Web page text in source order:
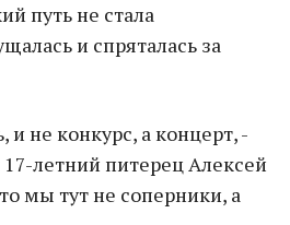
путь не стала
и спряталась за
и не конкурс, а концерт, -
летний питерец Алексей
мы тут не соперники, а